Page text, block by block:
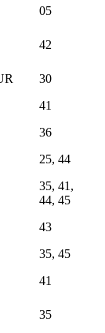
05
42
30
41
36
25, 44
35, 41,
44, 45
43
35, 45
41
35